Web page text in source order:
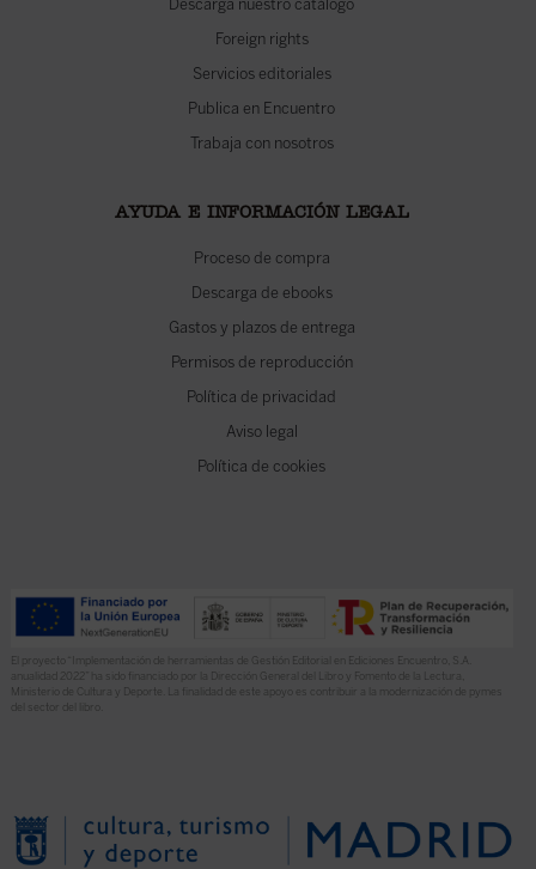
Descarga nuestro catálogo
Foreign rights
Servicios editoriales
Publica en Encuentro
Trabaja con nosotros
AYUDA E INFORMACIÓN LEGAL
Proceso de compra
Descarga de ebooks
Gastos y plazos de entrega
Permisos de reproducción
Política de privacidad
Aviso legal
Política de cookies
El proyecto “Implementación de herramientas de Gestión Editorial en Ediciones Encuentro, S.A.
anualidad 2022” ha sido financiado por la Dirección General del Libro y Fomento de la Lectura,
Ministerio de Cultura y Deporte. La finalidad de este apoyo es contribuir a la modernización de pymes
del sector del libro.